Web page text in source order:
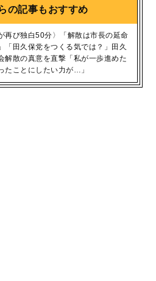
の記事もおすすめ
再び独白50分〉「解散は市長の延命
「田久保党をつくる気では？」田久
解散の真意を直撃「私が一歩進めた
たことにしたい力が…」